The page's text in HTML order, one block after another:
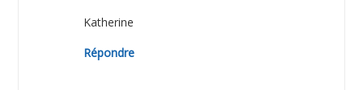
Katherine
Répondre